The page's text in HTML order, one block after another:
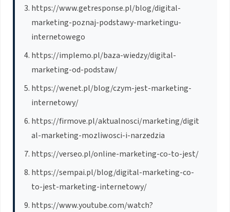
https://www.getresponse.pl/blog/digital-
marketing-poznaj-podstawy-marketingu-
internetowego
https://implemo.pl/baza-wiedzy/digital-
marketing-od-podstaw/
https://wenet.pl/blog/czym-jest-marketing-
internetowy/
https://firmove.pl/aktualnosci/marketing/digit
al-marketing-mozliwosci-i-narzedzia
https://verseo.pl/online-marketing-co-to-jest/
https://sempai.pl/blog/digital-marketing-co-
to-jest-marketing-internetowy/
https://www.youtube.com/watch?